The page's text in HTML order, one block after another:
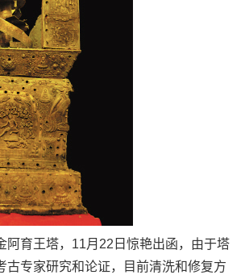
阿育王塔，11月22日惊艳出函，由于塔
古专家研究和论证，目前清洗和修复方